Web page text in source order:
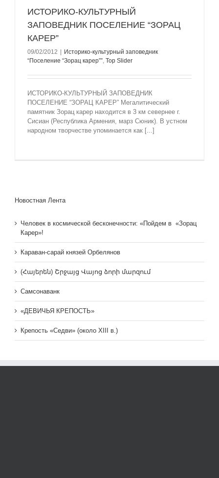
ИСТОРИКО-КУЛЬТУРНЫЙ
ЗАПОВЕДНИК ПОСЕЛЕНИЕ “ЗОРАЦ
КАРЕР”
09/02/2012
Историко-культурный заповедник
“Поселение “Зорац карер””, Top Slider
ИСТОРИКО-КУЛЬТУРНЫЙ ЗАПОВЕДНИК
ПОСЕЛЕНИЕ “ЗОРАЦ КАРЕР” Мегалитический
памятник Зорац карер находится в 3 км севернее г.
Сисиан (Республика Армения, марз Сюник). В устном
народном творчестве упоминается как [...]
Новостная Лента
Человек в космической бесконечности: «Пойдем в «Зорац
Карер»!
Караван-сарай князей Орбелянов
(Հայերեն) Շրջայց Վայոց ձորի մարզում
Самсонаванк
«ДЕВИЧЬЯ КРЕПОСТЬ»
Крепость «Седви» (около XIII в.)